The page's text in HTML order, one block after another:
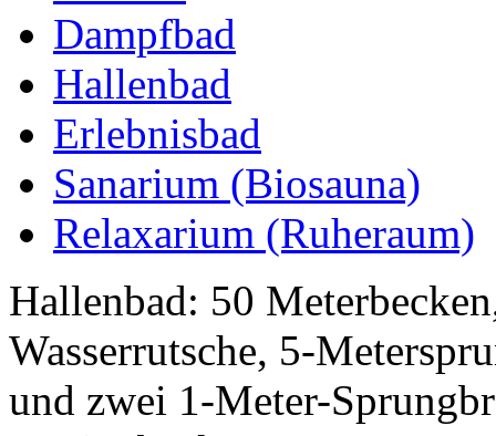
Dampfbad
Hallenbad
Erlebnisbad
Sanarium (Biosauna)
Relaxarium (Ruheraum)
Hallenbad: 50
Wasserrutsche, 5-
und zwei 1-Meter-